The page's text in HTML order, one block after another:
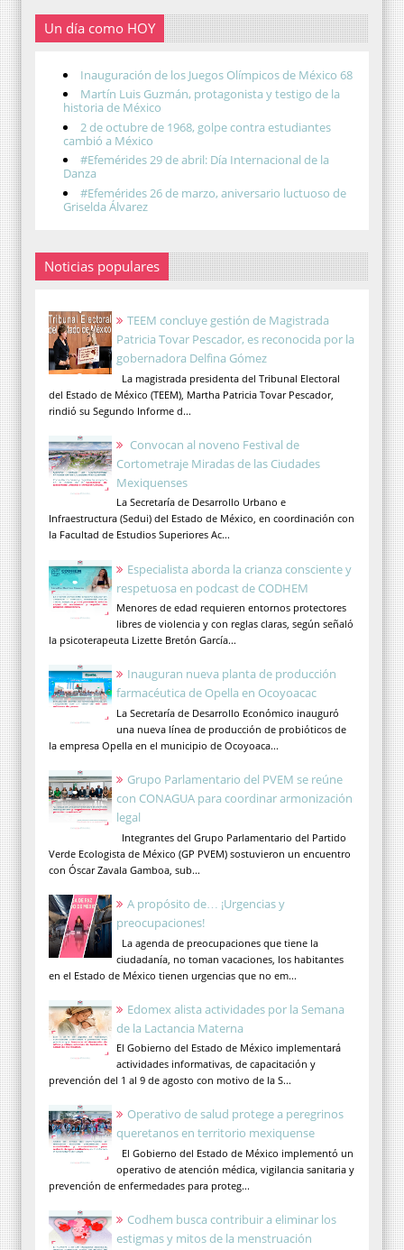
Un día como HOY
Inauguración de los Juegos Olímpicos de México 68
Martín Luis Guzmán, protagonista y testigo de la
historia de México
2 de octubre de 1968, golpe contra estudiantes
cambió a México
#Efemérides 29 de abril: Día Internacional de la
Danza
#Efemérides 26 de marzo, aniversario luctuoso de
Griselda Álvarez
Noticias populares
TEEM concluye gestión de Magistrada
Patricia Tovar Pescador, es reconocida por la
gobernadora Delfina Gómez
La magistrada presidenta del Tribunal Electoral
del Estado de México (TEEM), Martha Patricia Tovar Pescador,
rindió su Segundo Informe d...
Convocan al noveno Festival de
Cortometraje Miradas de las Ciudades
Mexiquenses
La Secretaría de Desarrollo Urbano e
Infraestructura (Sedui) del Estado de México, en coordinación con
la Facultad de Estudios Superiores Ac...
Especialista aborda la crianza consciente y
respetuosa en podcast de CODHEM
Menores de edad requieren entornos protectores
libres de violencia y con reglas claras, según señaló
la psicoterapeuta Lizette Bretón García...
Inauguran nueva planta de producción
farmacéutica de Opella en Ocoyoacac
La Secretaría de Desarrollo Económico inauguró
una nueva línea de producción de probióticos de
la empresa Opella en el municipio de Ocoyoaca...
Grupo Parlamentario del PVEM se reúne
con CONAGUA para coordinar armonización
legal
Integrantes del Grupo Parlamentario del Partido
Verde Ecologista de México (GP PVEM) sostuvieron un encuentro
con Óscar Zavala Gamboa, sub...
A propósito de… ¡Urgencias y
preocupaciones!
La agenda de preocupaciones que tiene la
ciudadanía, no toman vacaciones, los habitantes
en el Estado de México tienen urgencias que no em...
Edomex alista actividades por la Semana
de la Lactancia Materna
El Gobierno del Estado de México implementará
actividades informativas, de capacitación y
prevención del 1 al 9 de agosto con motivo de la S...
Operativo de salud protege a peregrinos
queretanos en territorio mexiquense
El Gobierno del Estado de México implementó un
operativo de atención médica, vigilancia sanitaria y
prevención de enfermedades para proteg...
Codhem busca contribuir a eliminar los
estigmas y mitos de la menstruación